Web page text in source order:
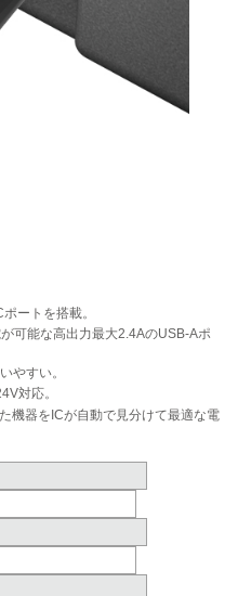
ートを搭載。
可能な高出力最大2.4AのUSB-Aポ
やすい。
対応。
機器をICが自動で見分けて最適な電